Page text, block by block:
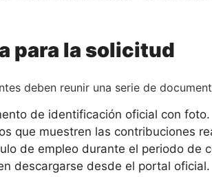
para la solicitud
deben reunir una serie de
de identificación oficial con foto.
que muestren las contribuciones
de empleo durante el periodo de
descargarse desde el portal oficial.